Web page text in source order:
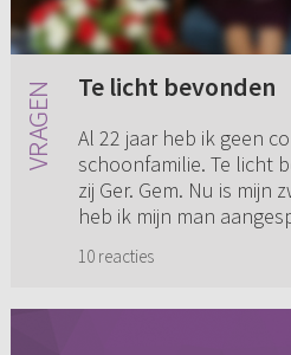
Te licht bevonden
Al 22 jaar heb ik geen
schoonfamilie. Te licht
zij Ger. Gem. Nu is mijn
heb ik mijn man
10 reacties